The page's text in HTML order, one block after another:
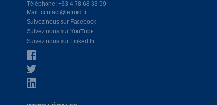
Téléphone: +33 4 78 68 33 59
Mail: contact@lefroid.fr
Suivez nous sur Facebook
Suivez nous sur YouTube
Suivez nous sur Linked In